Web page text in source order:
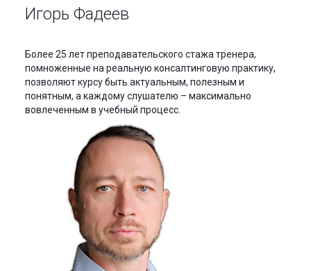
Игорь Фадеев
Более 25 лет преподавательского стажа тренера,
помноженные на реальную консалтинговую практику,
позволяют курсу быть актуальным, полезным и
понятным, а каждому слушателю – максимально
вовлеченным в учебный процесс.